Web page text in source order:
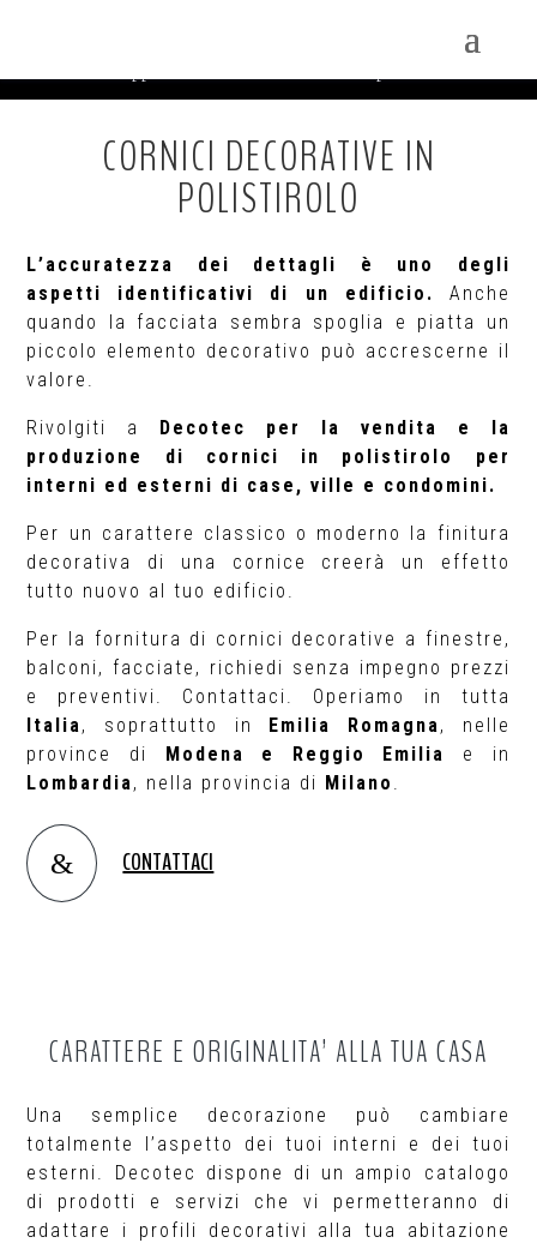
CORNICI DECORATIVE IN
POLISTIROLO
L’accuratezza dei dettagli è uno degli
aspetti identificativi di un edificio. Anche
quando la facciata sembra spoglia e piatta un
piccolo elemento decorativo può accrescerne il
valore.
Rivolgiti a Decotec per la vendita e la
produzione di cornici in polistirolo per
interni ed esterni di case, ville e condomini.
Per un carattere classico o moderno la finitura
decorativa di una cornice creerà un effetto
tutto nuovo al tuo edificio.
Per la fornitura di cornici decorative a finestre,
balconi, facciate, richiedi senza impegno prezzi
e preventivi. Contattaci. Operiamo in tutta
Italia, soprattutto in Emilia Romagna, nelle
province di Modena e Reggio Emilia
e in
Lombardia, nella provincia di Milano .
& CONTATTACI
CARATTERE E ORIGINALITA’ ALLA TUA CASA
Una semplice decorazione può cambiare
totalmente l’aspetto dei tuoi interni e dei tuoi
esterni. Decotec dispone di un ampio catalogo
di prodotti e servizi che vi permetteranno di
adattare i profili decorativi alla tua abitazione